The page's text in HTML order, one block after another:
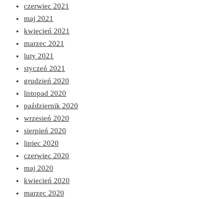
czerwiec 2021
maj 2021
kwiecień 2021
marzec 2021
luty 2021
styczeń 2021
grudzień 2020
listopad 2020
październik 2020
wrzesień 2020
sierpień 2020
lipiec 2020
czerwiec 2020
maj 2020
kwiecień 2020
marzec 2020